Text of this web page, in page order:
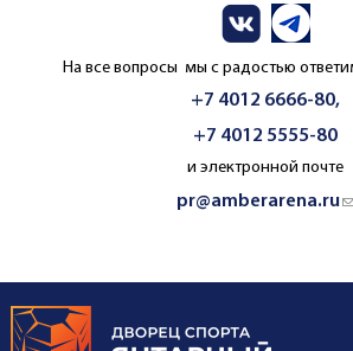
На все вопросы мы с радостью
+7 4012 6666-80,
+7 4012 5555-80
и электронной почте
pr@amberarena.ru